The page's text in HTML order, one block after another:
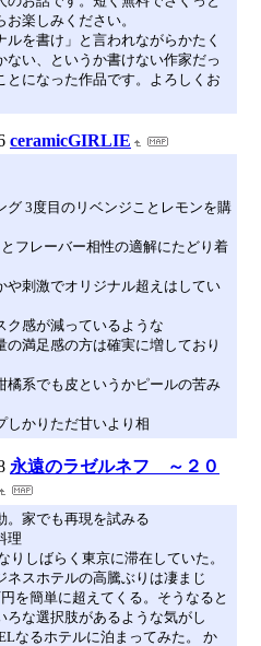
楽しみください。
ルを書け」と言われながらかたく
ない、というか書けない作家だっ
とになった作品です。よろしくお
ceramicGIRLIE
グ 3度目のリベンジことレモンを購
フレーバー相性の適解にたどり着
や刺激でオリジナル超えはしてい
ク感が減っているような
の満足感の方は確実に増しており
橘系でも皮というかピールの苦み
しかりただ甘いより相
永遠のラゼルネフ ～２０
。家でも再現を試みる
理
りしばらく東京に滞在していた。
ネスホテルの高騰ぶりは凄まじ
を簡単に超えてくる。そうなると
ろな選択肢があるような気がし
なるホテルに泊まってみた。 か